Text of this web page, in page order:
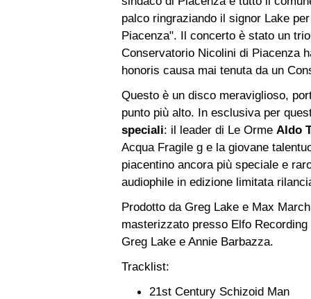
palco ringraziando il signor Lake
Piacenza". Il concerto è stato un
Conservatorio Nicolini di Piacenza
honoris causa mai tenuta da un
Questo è un disco meraviglioso,
punto più alto. In esclusiva per
speciali: il leader di Le Orme Aldo
Acqua Fragile g e la giovane
piacentino ancora più speciale e
audiophile in edizione limitata
Prodotto da Greg Lake e Max
masterizzato presso Elfo
Greg Lake e Annie Barbazza.
Tracklist:
21st Century Schizoid